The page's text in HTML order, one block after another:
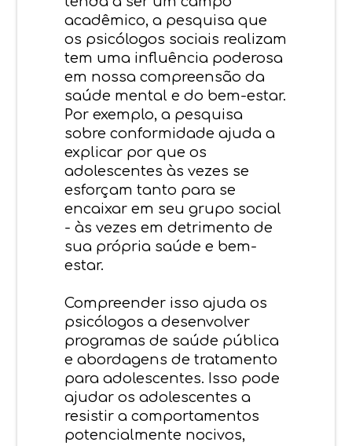
acadêmico, a pesquisa que
os psicólogos sociais realizam
tem uma influência poderosa
em nossa compreensão da
saúde mental e do bem-estar.
Por exemplo, a pesquisa
sobre conformidade ajuda a
explicar por que os
adolescentes às vezes se
esforçam tanto para se
encaixar em seu grupo social
- às vezes em detrimento de
sua própria saúde e bem-
estar.
Compreender isso ajuda os
psicólogos a desenvolver
programas de saúde pública
e abordagens de tratamento
para adolescentes. Isso pode
ajudar os adolescentes a
resistir a comportamentos
potencialmente nocivos,